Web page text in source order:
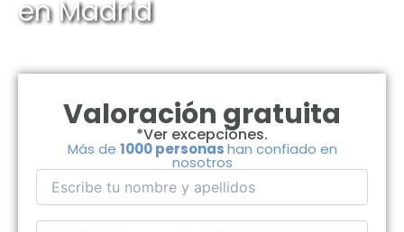
en Madrid
Valoración gratuita
*Ver excepciones.
Más de 1000 personashan confiado en
nosotros